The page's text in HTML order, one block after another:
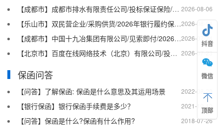
2026-08-06
【成都市】成都市排水有限责任公司/投标保证保险/2026银行投标保函十三
2026-08-04
【乐山市】双民营企业/采购供货/2026年银行履约保函四十二
2026-07-24
【成都市】中国十九冶集团有限公司/见索即付/2026年银行履约保函四十一
2026-07-23
【北京市】百度在线网络技术（北京）有限公司/投标保函/2026银行投标保函十二
保函问答
2022-08-20
【问答】了解保函: 保函是什么意思及其运用场景
2021-10-19
【银行保函】银行保函手续费是多少？
2018-07-26
【问答】保函是什么?保函有什么作用?
抖音
微信
顶部